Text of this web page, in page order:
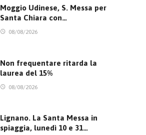
Moggio Udinese, S. Messa per
Santa Chiara con…
08/08/2026
Non frequentare ritarda la
laurea del 15%
08/08/2026
Lignano. La Santa Messa in
spiaggia, lunedì 10 e 31…